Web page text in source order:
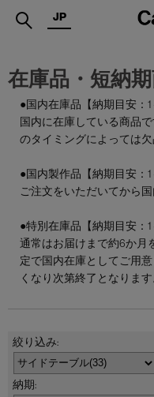
.
SERVICES
MAGAZINE
SUPPORT
SHOPS
CATALOGUES
ONLINE STORE
JP
在庫品・短納
●国内在庫品【納期目安：1
国内に在庫している商品
のタイミングによっては
●国内製作品【納期目安：1
ご注文をいただいてから
●特別在庫品【納期目安：1
通常はお届けまで約6か月
定で国内在庫としてご用
くなり次第終了となります